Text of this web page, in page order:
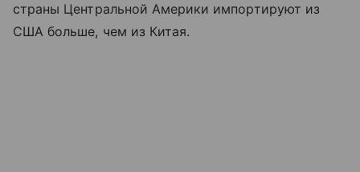
страны Центральной Америки импортируют из
США больше, чем из Китая.